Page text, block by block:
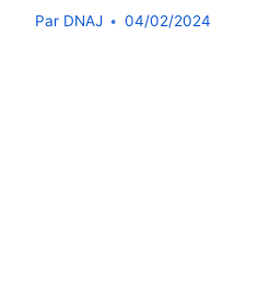
Par DNAJ 04/02/2024